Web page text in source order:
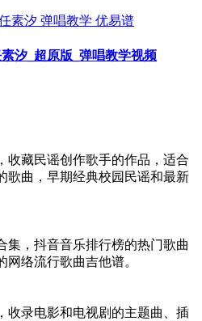
汐_超原版_弹唱教学视频
收藏民谣创作歌手的作品，适合
歌曲，早期经典校园民谣和最新
集，抖音音乐排行榜的热门歌曲
络流行歌曲吉他谱。
收录电影和电视剧的主题曲、插